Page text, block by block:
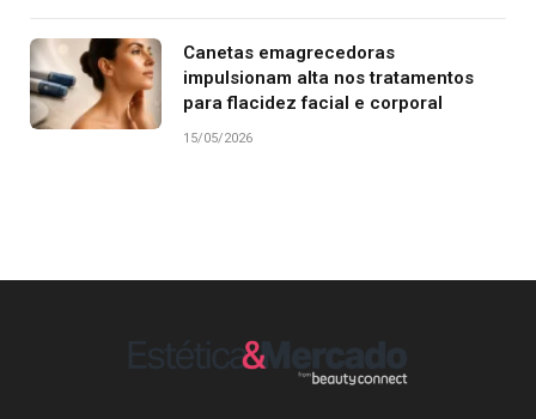
Canetas emagrecedoras
impulsionam alta nos tratamentos
para flacidez facial e corporal
15/05/2026